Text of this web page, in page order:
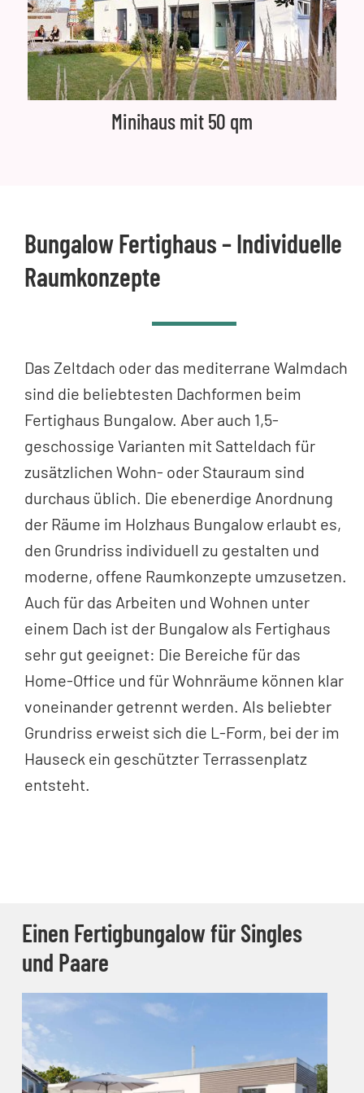
Minihaus mit 50 qm
Bungalow Fertighaus – Individuelle
Raumkonzepte
Das Zeltdach oder das mediterrane Walmdach
sind die beliebtesten Dachformen beim
Fertighaus Bungalow. Aber auch 1,5-
geschossige Varianten mit Satteldach für
zusätzlichen Wohn- oder Stauraum sind
durchaus üblich. Die ebenerdige Anordnung
der Räume im Holzhaus Bungalow erlaubt es,
den Grundriss individuell zu gestalten und
moderne, offene Raumkonzepte umzusetzen.
Auch für das Arbeiten und Wohnen unter
einem Dach ist der Bungalow als Fertighaus
sehr gut geeignet: Die Bereiche für das
Home-Office und für Wohnräume können klar
voneinander getrennt werden. Als beliebter
Grundriss erweist sich die L-Form, bei der im
Hauseck ein geschützter Terrassenplatz
entsteht.
Einen Fertigbungalow für Singles
und Paare